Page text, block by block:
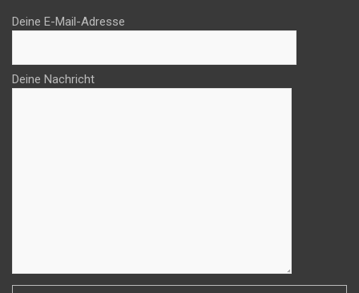
Deine E-Mail-Adresse
Deine Nachricht